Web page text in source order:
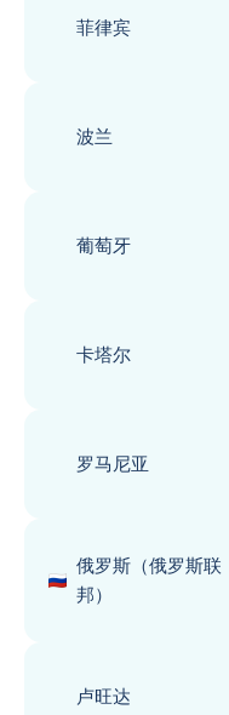
菲律宾
波兰
葡萄牙
卡塔尔
罗马尼亚
俄罗斯（俄罗斯联
邦）
卢旺达